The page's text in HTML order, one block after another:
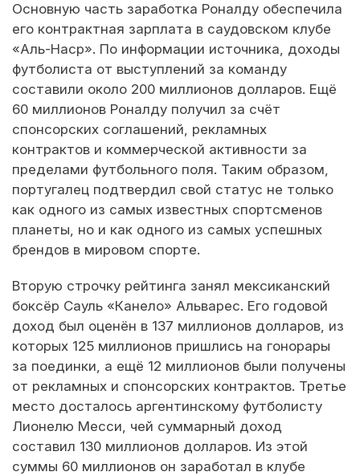
Основную часть заработка Роналду обеспечила
его контрактная зарплата в саудовском клубе
«Аль-Наср». По информации источника, доходы
футболиста от выступлений за команду
составили около 200 миллионов долларов. Ещё
60 миллионов Роналду получил за счёт
спонсорских соглашений, рекламных
контрактов и коммерческой активности за
пределами футбольного поля. Таким образом,
португалец подтвердил свой статус не только
как одного из самых известных спортсменов
планеты, но и как одного из самых успешных
брендов в мировом спорте.
Вторую строчку рейтинга занял мексиканский
боксёр Сауль «Канело» Альварес. Его годовой
доход был оценён в 137 миллионов долларов, из
которых 125 миллионов пришлись на гонорары
за поединки, а ещё 12 миллионов были получены
от рекламных и спонсорских контрактов. Третье
место досталось аргентинскому футболисту
Лионелю Месси, чей суммарный доход
составил 130 миллионов долларов. Из этой
суммы 60 миллионов он заработал в клубе